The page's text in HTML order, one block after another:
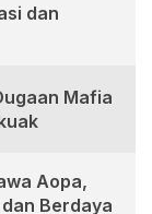
dan
Mafia
Aopa,
Berdaya